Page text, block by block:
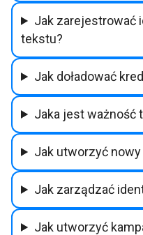
Jak zarejestrować
tekstu?
Jak doładować
Jaka jest ważność
Jak utworzyć
Jak zarządzać
Jak utworzyć